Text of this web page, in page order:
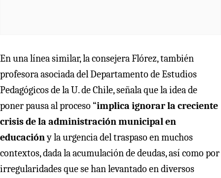
En una línea similar, la consejera Flórez, también
profesora asociada del Departamento de Estudios
Pedagógicos de la U. de Chile, señala que la idea de
poner pausa al proceso “implica ignorar la creciente
crisis de la administración municipal en
educacióny la urgencia del traspaso en muchos
contextos, dada la acumulación de deudas, así como por
irregularidades que se han levantado en diversos